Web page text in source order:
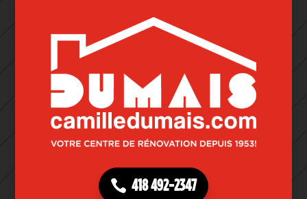
418 492-2347